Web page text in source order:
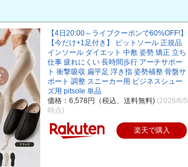
【4日20:00～ライブクーポンで60%OFF!】
【今だけ+1足付き】 ピットソール 正規品
インソール ダイエット 中敷 姿勢 矯正 立ち
仕事 疲れにくい 長時間歩行 アーチサポー
ト 衝撃吸収 扁平足 浮き指 姿勢補整 骨盤サ
ポート 調整 スニーカー用 ビジネスシュー
ズ用 pitsole 単品
価格：6,578円（税込、送料無料) (2026/6/5
時点)
楽天で購入